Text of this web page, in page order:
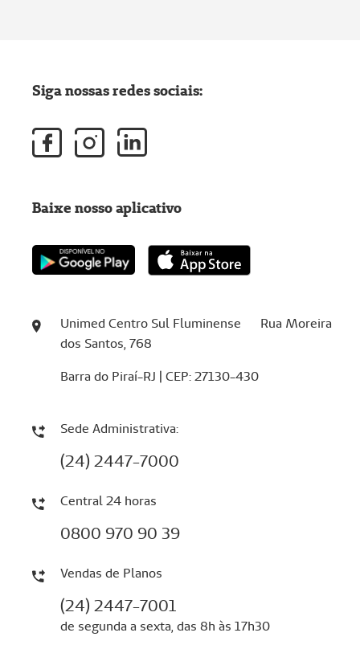
Unimed Centro Sul Fluminense Rua Moreira
dos Santos, 768
Barra do Piraí-RJ | CEP: 27130-430
Sede Administrativa:
(24) 2447-7000
Central 24 horas
0800 970 90 39
Vendas de Planos
(24) 2447-7001
de segunda a sexta, das 8h às 17h30
Siga nossas redes sociais:
Baixe nosso aplicativo